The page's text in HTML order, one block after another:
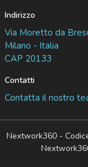
Indirizzo
Via Moretto da
Milano - Italia
CAP 20133
Contatti
Contatta il nostro
Nextwork360 -